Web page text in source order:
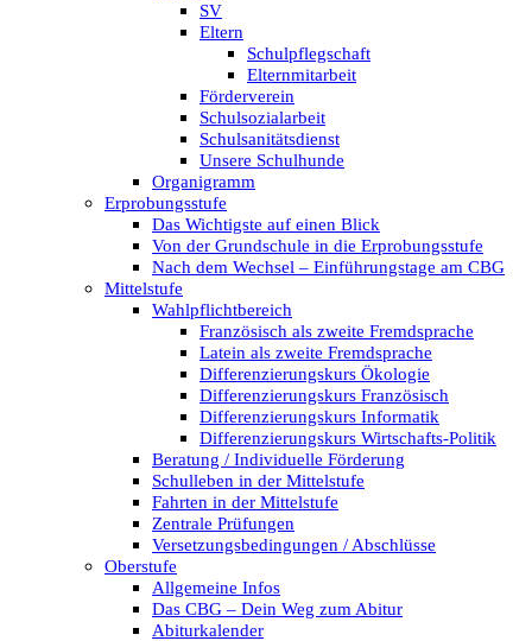
SV
Eltern
Schulpflegschaft
Elternmitarbeit
Förderverein
Schulsozialarbeit
Schulsanitätsdienst
Unsere Schulhunde
Organigramm
Erprobungsstufe
Das Wichtigste auf einen Blick
Von der Grundschule in die Erprobungsstufe
Nach dem Wechsel – Einführungstage am CBG
Mittelstufe
Wahlpflichtbereich
Französisch als zweite Fremdsprache
Latein als zweite Fremdsprache
Differenzierungskurs Ökologie
Differenzierungskurs Französisch
Differenzierungskurs Informatik
Differenzierungskurs Wirtschafts-Politik
Beratung / Individuelle Förderung
Schulleben in der Mittelstufe
Fahrten in der Mittelstufe
Zentrale Prüfungen
Versetzungsbedingungen / Abschlüsse
Oberstufe
Allgemeine Infos
Das CBG – Dein Weg zum Abitur
Abiturkalender